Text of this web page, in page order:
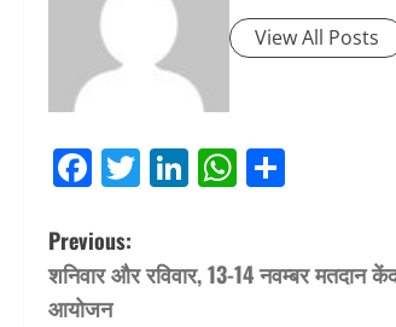
View All Posts
Facebook
Twitter
LinkedIn
WhatsApp
P
o
Previous:
शनिवार और रविवार, 13-14 नवम्बर मतदान
आयोजन